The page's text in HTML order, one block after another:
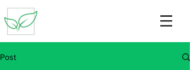
Post